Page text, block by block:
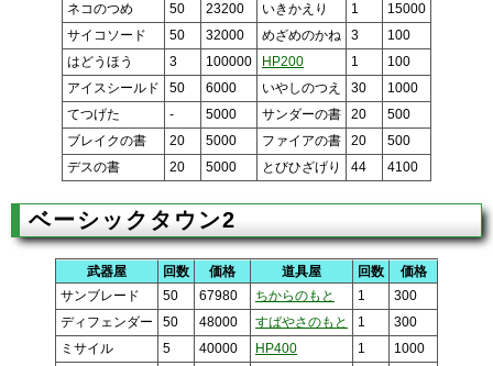
ネコのつめ
50 23200 いきかえり 1
15000
サイコソード
50 32000 めざめのかね 3
100
はどうほう
3 100000 HP200 1
100
アイスシールド
50 6000 いやしのつえ 30
1000
てつげた
- 5000 サンダーの書 20
500
ブレイクの書
20 5000 ファイアの書 20
500
デスの書
20 5000 とびひざげり 44 4100
ベーシックタウン2
武器屋 回数 価格 道具屋 回数
価格
サンブレード
50 67980 ちからのもと 1
300
ディフェンダー
50 48000 すばやさのもと 1
300
ミサイル
5 40000 HP400 1
1000